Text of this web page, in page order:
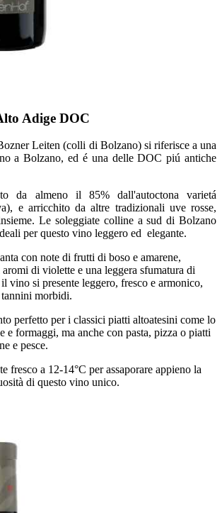
Adige DOC
Leiten (colli di Bolzano) si riferisce a una
a Bolzano, ed é una delle DOC piú antiche
da almeno il 85% dall'autoctona varietá
e arricchito da altre tradizionali uve rosse,
Le soleggiate colline a sud di Bolzano
per questo vino leggero ed elegante.
con note di frutti di boso e amarene,
di violette e una leggera sfumatura di
vino si presente leggero, fresco e armonico,
morbidi.
perfetto per i classici piatti altoatesini come lo
e formaggi, ma anche con pasta, pizza o piatti
e pesce.
fresco a 12-14°C per assaporare appieno la
di questo vino unico.